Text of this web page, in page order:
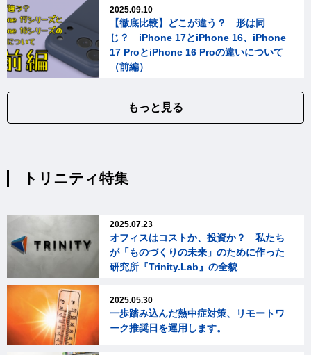
2025.09.10
【徹底比較】どこが違う？ 形は同
じ？ iPhone 17とiPhone 16、iPhone
17 ProとiPhone 16 Proの違いについて
（前編）
もっと見る
トリニティ特集
2025.07.23
オフィスはコストか、投資か？ 私たち
が「ものづくりの未来」のために作った
研究所『Trinity.Lab』の全貌
2025.05.30
一歩踏み込んだ熱中症対策、リモートワ
ーク推奨日を運用します。